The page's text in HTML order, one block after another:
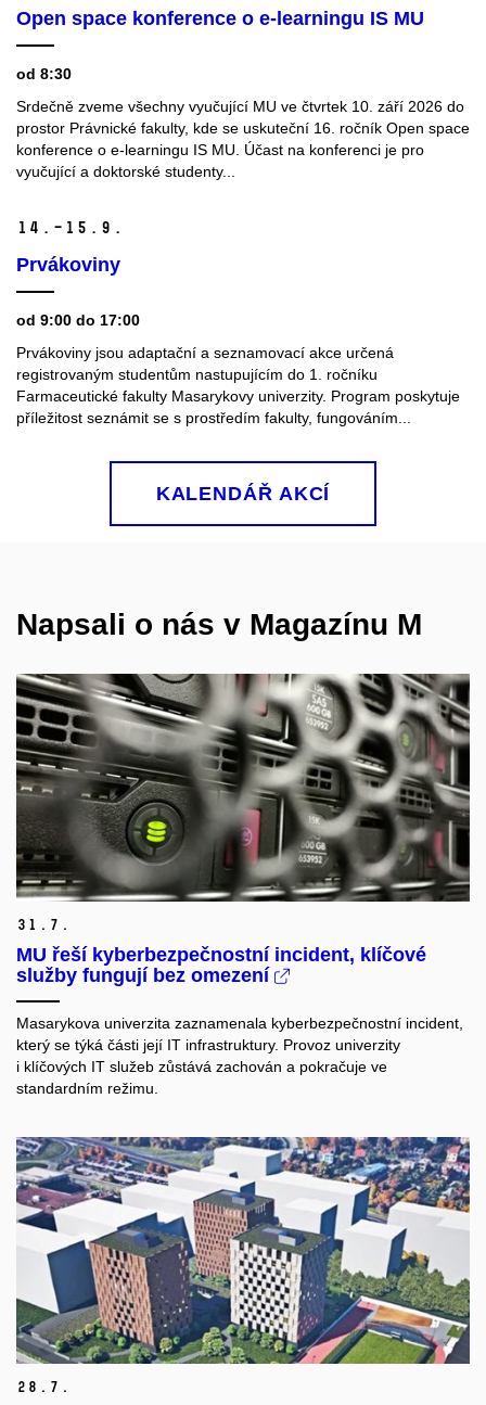
Open space konference o e-learningu IS MU
od 8:30
Srdečně zveme všechny vyučující MU ve čtvrtek 10. září 2026 do
prostor Právnické fakulty, kde se uskuteční 16. ročník Open space
konference o e-learningu IS MU. Účast na konferenci je pro
vyučující a doktorské studenty...
14.–15. 9.
Prvákoviny
od 9:00 do 17:00
Prvákoviny jsou adaptační a seznamovací akce určená
registrovaným studentům nastupujícím do 1. ročníku
Farmaceutické fakulty Masarykovy univerzity. Program poskytuje
příležitost seznámit se s prostředím fakulty, fungováním...
KALENDÁŘ AKCÍ
Napsali o nás v Magazínu M
31. 7.
MU řeší kyberbezpečnostní incident, klíčové
služby fungují bez omezení
Masarykova univerzita zaznamenala kyberbezpečnostní incident,
který se týká části její IT infrastruktury. Provoz univerzity
i klíčových IT služeb zůstává zachován a pokračuje ve
standardním režimu.
28. 7.